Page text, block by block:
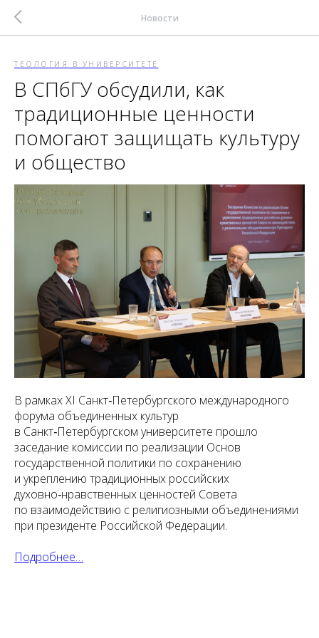
Новости
ТЕОЛОГИЯ В УНИВЕРСИТЕТЕ
В СПбГУ обсудили, как
традиционные ценности
помогают защищать культуру
и общество
В рамках ХI Санкт‑Петербургского международного
форума объединенных культур
в Санкт‑Петербургском университете прошло
заседание комиссии по реализации Основ
государственной политики по сохранению
и укреплению традиционных российских
духовно‑нравственных ценностей Совета
по взаимодействию с религиозными объединениями
при президенте Российской Федерации.
Подробнее…